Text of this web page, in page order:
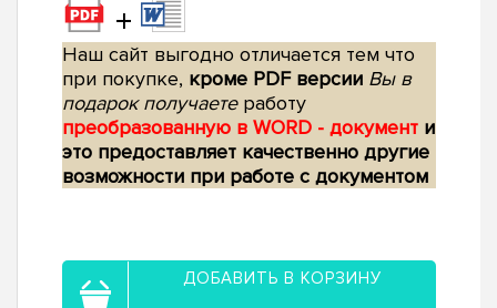
+
Наш сайт выгодно отличается тем что
при покупке, кроме PDF версии Вы в
подарок получаетеработу
преобразованную в WORD - документ и
это предоставляет качественно другие
возможности при работе с документом
ДОБАВИТЬ В КОРЗИНУ